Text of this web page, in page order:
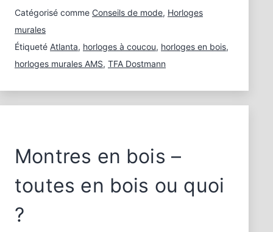
Journée
Catégorisé comme Conseils de mode, Horloges
murales
Étiqueté Atlanta, horloges à coucou, horloges en bois,
horloges murales AMS, TFA Dostmann
Montres en bois –
toutes en bois ou quoi
?